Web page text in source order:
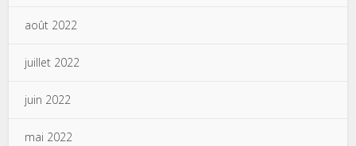
août 2022
juillet 2022
juin 2022
mai 2022